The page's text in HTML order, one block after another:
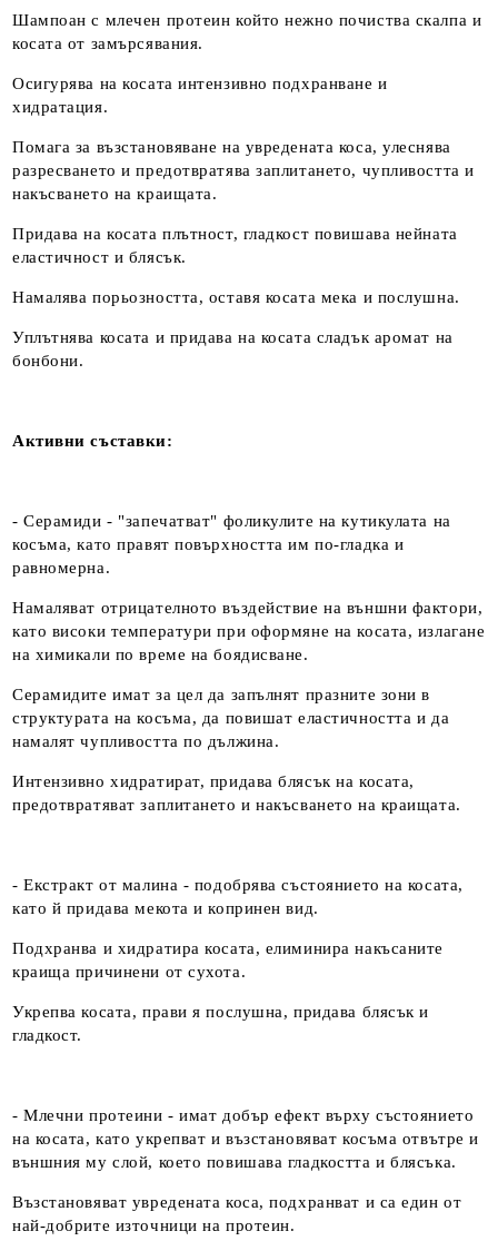
Шампоан с млечен протеин който нежно почиства скалпа и
косата от замърсявания.
Осигурява на косата интензивно подхранване и
хидратация.
Помага за възстановяване на увредената коса, улеснява
разресването и предотвратява заплитането, чупливостта и
накъсването на краищата.
Придава на косата плътност, гладкост повишава нейната
еластичност и блясък.
Намалява порьозността, оставя косата мека и послушна.
Уплътнява косата и придава на косата сладък аромат на
бонбони.
Активни съставки:
- Серамиди - "запечатват" фоликулите на кутикулата на
косъма, като правят повърхността им по-гладка и
равномерна.
Намаляват отрицателното въздействие на външни фактори,
като високи температури при оформяне на косата, излагане
на химикали по време на боядисване.
Серамидите имат за цел да запълнят празните зони в
структурата на косъма, да повишат еластичността и да
намалят чупливостта по дължина.
Интензивно хидратират, придава блясък на косата,
предотвратяват заплитането и накъсването на краищата.
- Екстракт от малина - подобрява състоянието на косата,
като й придава мекота и копринен вид.
Подхранва и хидратира косата, елиминира накъсаните
краища причинени от сухота.
Укрепва косата, прави я послушна, придава блясък и
гладкост.
- Млечни протеини - имат добър ефект върху състоянието
на косата, като укрепват и възстановяват косъма отвътре и
външния му слой, което повишава гладкостта и блясъка.
Възстановяват увредената коса, подхранват и са един от
най-добрите източници на протеин.